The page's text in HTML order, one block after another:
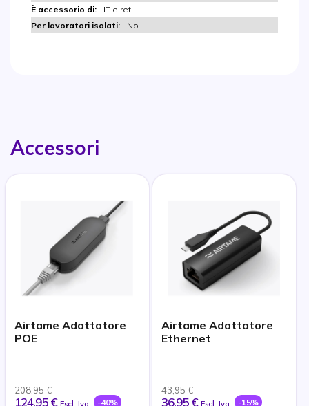
IT e reti
No
Accessori
Airtame Adattatore
POE
208,95 €
124,95 € Escl. Iva -40%
Airtame Adattatore
Ethernet
43,95 €
36,95 € Escl. Iva -15%